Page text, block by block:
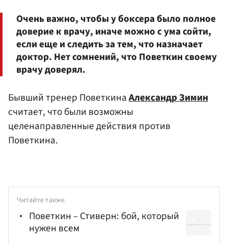
Очень важно, чтобы у боксера было полное
доверие к врачу, иначе можно с ума сойти,
если еще и следить за тем, что назначает
доктор. Нет сомнений, что Поветкин своему
врачу доверял.
Бывший тренер ПоветкинаАлександр Зимин
считает, что были возможны
целенаправленные действия против
Поветкина.
Читайте также
Поветкин – Стиверн: бой, который
нужен всем